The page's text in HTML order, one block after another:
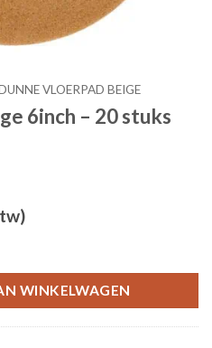
VLOERPAD BEIGE
6inch – 20 stuks
WINKELWAGEN